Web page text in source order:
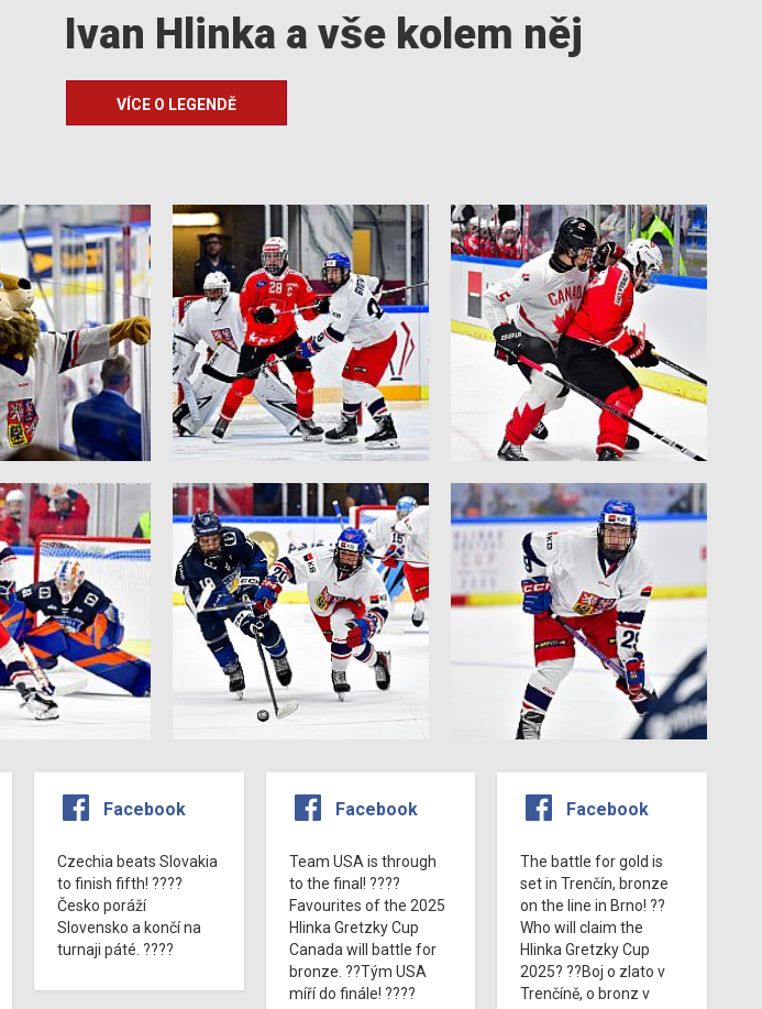
Ivan Hlinka a vše kolem něj
VÍCE O LEGENDĚ
Facebook
Czechia beats Slovakia
to finish fifth! ????
Česko poráží
Slovensko a končí na
turnaji páté. ????
Facebook
Team USA is through
to the final! ????
Favourites of the 2025
Hlinka Gretzky Cup
Canada will battle for
bronze. ??Tým USA
míří do finále! ????
Facebook
The battle for gold is
set in Trenčín, bronze
on the line in Brno! ??
Who will claim the
Hlinka Gretzky Cup
2025? ??Boj o zlato v
Trenčíně, o bronz v